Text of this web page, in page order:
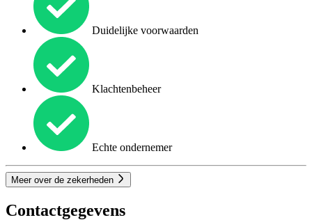
Duidelijke voorwaarden
Klachtenbeheer
Echte ondernemer
Meer over de zekerheden
Contactgegevens